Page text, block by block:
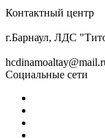
Контактный центр
г.Барнаул, ЛДС
Социальные сети